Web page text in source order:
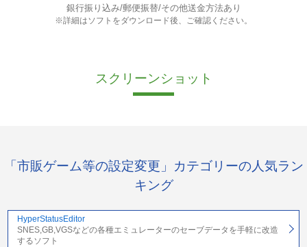
銀行振り込み/郵便振替/その他送金方法あり
※詳細はソフトをダウンロード後、ご確認ください。
スクリーンショット
「市販ゲーム等の設定変更」カテゴリーの人気ラン
キング
HyperStatusEditor
SNES,GB,VGSなどの各種エミュレーターのセーブデータを手軽に改造
するソフト